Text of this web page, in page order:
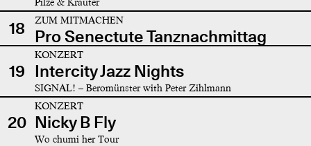
18 ZUM MITMACHEN
Pro Senectute Tanznachmittag
19
KONZERT
Intercity Jazz Nights
SIGNAL! – Beromünster with Peter Zihlmann
20
KONZERT
Nicky B Fly
Wo chumi her Tour